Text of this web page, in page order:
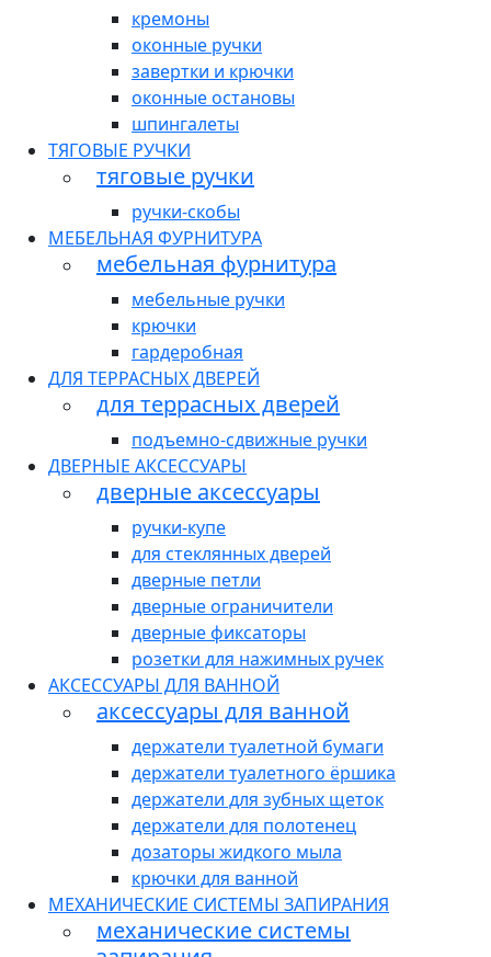
кремоны
оконные ручки
завертки и крючки
оконные остановы
шпингалеты
ТЯГОВЫЕ РУЧКИ
тяговые ручки
ручки-скобы
МЕБЕЛЬНАЯ ФУРНИТУРА
мебельная фурнитура
мебельные ручки
крючки
гардеробная
ДЛЯ ТЕРРАСНЫХ ДВЕРЕЙ
для террасных дверей
подъемно-сдвижные ручки
ДВЕРНЫЕ АКСЕССУАРЫ
дверные аксессуары
ручки-купе
для стеклянных дверей
дверные петли
дверные ограничители
дверные фиксаторы
розетки для нажимных ручек
АКСЕССУАРЫ ДЛЯ ВАННОЙ
аксессуары для ванной
держатели туалетной бумаги
держатели туалетного ёршика
держатели для зубных щеток
держатели для полотенец
дозаторы жидкого мыла
крючки для ванной
МЕХАНИЧЕСКИЕ СИСТЕМЫ ЗАПИРАНИЯ
механические системы